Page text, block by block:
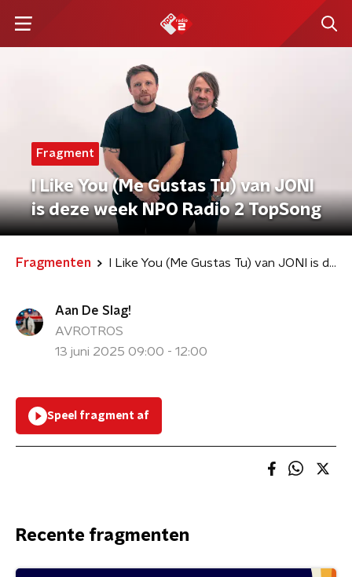
Fragment
I Like You (Me Gustas Tu) van JONI
is deze week NPO Radio 2 TopSong
Fragmenten I Like You (Me Gustas Tu) van JONI is deze week NPO Radio 2 TopSong
Aan De Slag!
AVROTROS
13 juni 2025 09:00 - 12:00
Speel fragment af
Recente fragmenten